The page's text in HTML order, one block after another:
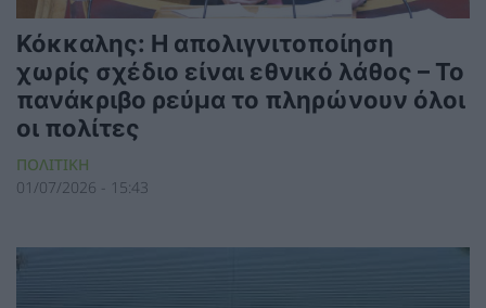
Κόκκαλης: Η απολιγνιτοποίηση
χωρίς σχέδιο είναι εθνικό λάθος – Το
πανάκριβο ρεύμα το πληρώνουν όλοι
οι πολίτες
ΠΟΛΙΤΙΚΗ
01/07/2026 - 15:43